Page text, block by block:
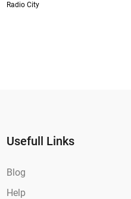
Radio City
Usefull Links
Blog
Help